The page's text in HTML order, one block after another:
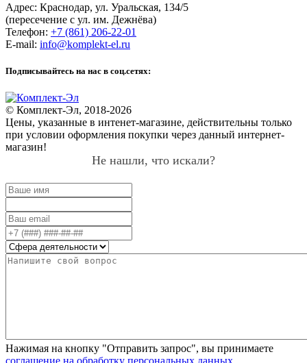
Адрес: Краснодар, ул. Уральская, 134/5
(пересечение с ул. им. Дежнёва)
Телефон: +7 (861) 206-22-01
E-mail: info@komplekt-el.ru
Подписывайтесь на нас в соц.сетях:
© Комплект-Эл, 2018-2026
Цены, указанные в интенет-магазине, действительны только
при условии оформления покупки через данный интернет-
магазин!
Не нашли, что искали?
Нажимая на кнопку "Отправить запрос", вы принимаете